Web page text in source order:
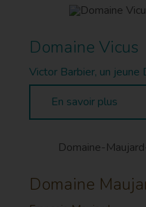
Domaine Vicus
Victor Barbier, un jeune
En savoir plus
Domaine